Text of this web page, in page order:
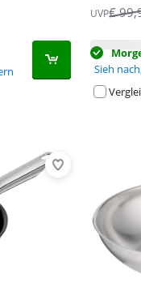
UVP€
Sieh